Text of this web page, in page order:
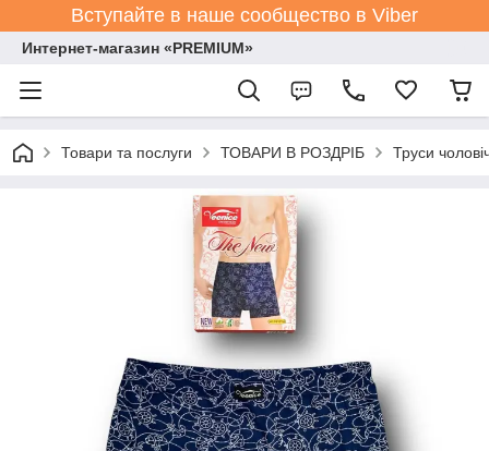
Вступайте в наше сообщество в Viber
Интернет-магазин «PREMIUM»
Товари та послуги ТОВАРИ В РОЗДРІБ Труси